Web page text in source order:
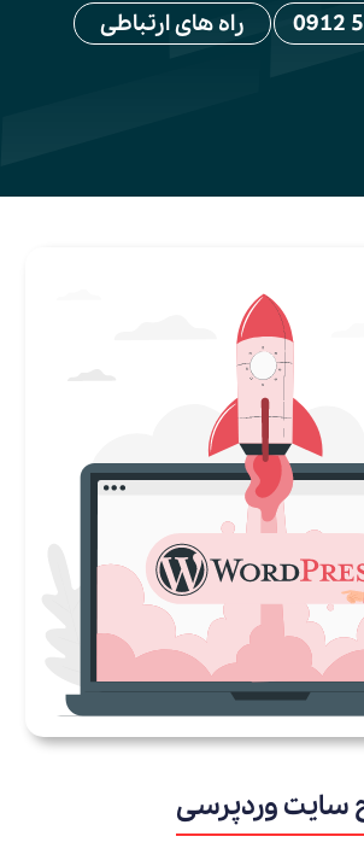
0912 راه های ارتباطی
سایت وردپرسی